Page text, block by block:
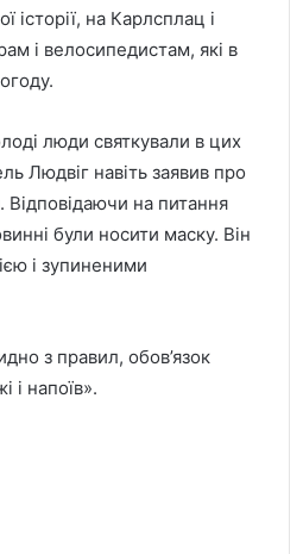
на Карлсплац і
і велосипедистам, які в
люди святкували в цих
Людвіг навіть заявив про
на питання
були носити маску. Він
і зупиненими
з правил, обов’язок
і напоїв».